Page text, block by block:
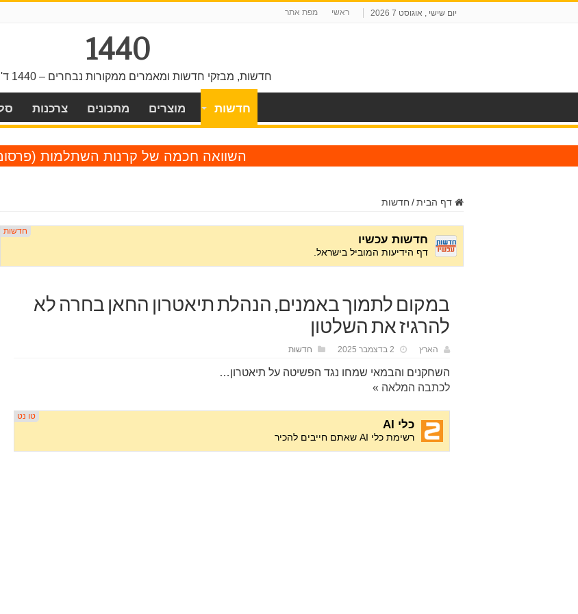
יום שישי , אוגוסט 7 2026 ראשי מפת אתר
1440
חדשות, מבזקי חדשות ומאמרים ממקורות נבחרים – 1440 ד' ביממה.
חדשות מוצרים מתכונים צרכנות
השוואה חכמה של קרנות השתלמות
דף הבית/ חדשות
במקום לתמוך באמנים, הנהלת תיאטרון החאן בחרה לא
להרגיז את השלטון
הארץ 2 בדצמבר 2025 חדשות
השחקנים והבמאי שמחו נגד הפשיטה על תיאטרון…
לכתבה המלאה »